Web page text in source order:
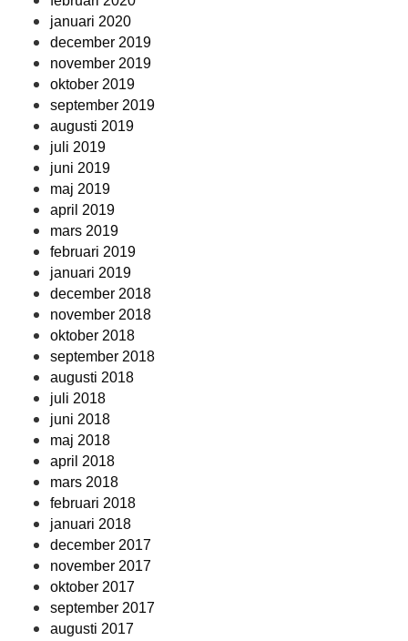
januari 2020
december 2019
november 2019
oktober 2019
september 2019
augusti 2019
juli 2019
juni 2019
maj 2019
april 2019
mars 2019
februari 2019
januari 2019
december 2018
november 2018
oktober 2018
september 2018
augusti 2018
juli 2018
juni 2018
maj 2018
april 2018
mars 2018
februari 2018
januari 2018
december 2017
november 2017
oktober 2017
september 2017
augusti 2017